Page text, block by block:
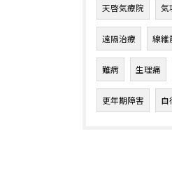
天啓気療院 気
遠隔治療 線維
難病 生理痛
更年期障害 自